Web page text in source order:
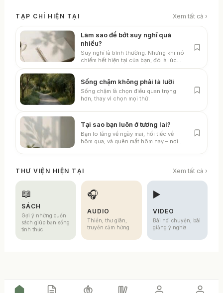
TẠP CHÍ HIỆN TẠI Xem tất cả ›
Làm sao để bớt suy nghĩ quá
nhiều?
Suy nghĩ là bình thường. Nhưng khi nó
chiếm hết hiện tại của bạn, đó là lúc
Sống chậm không phải là lười
Sống chậm là chọn điều quan trọng
hơn, thay vì chọn mọi thứ.
Tại sao bạn luôn ở tương lai?
Bạn lo lắng về ngày mai, hối tiếc về
hôm qua, và quên mất hôm nay – nơi
THƯ VIỆN HIỆN TẠI Xem tất cả ›
📖
SÁCH
Gợi ý những cuốn
sách giúp bạn sống
tỉnh thức
🎧
AUDIO
Thiền, thư giãn,
truyền cảm hứng
▶️
VIDEO
Bài nói chuyện, bài
giảng ý nghĩa